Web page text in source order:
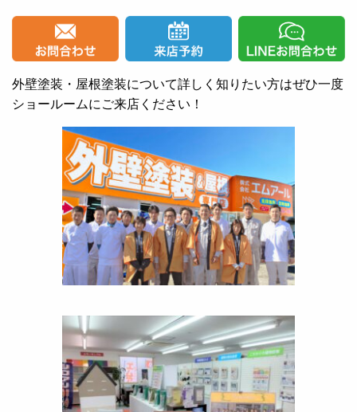
外壁塗装・屋根塗装について詳しく知りたい方はぜひ一度
ショールームにご来店ください！